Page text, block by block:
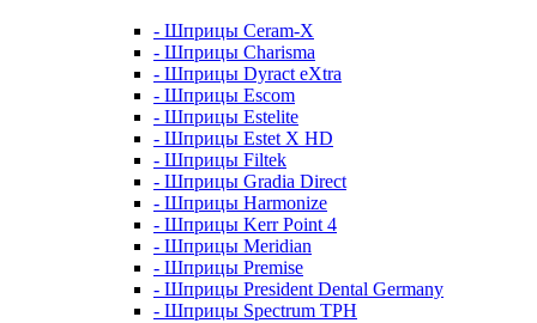
- Шприцы Ceram-X
- Шприцы Charisma
- Шприцы Dyract eXtra
- Шприцы Escom
- Шприцы Estelite
- Шприцы Estet X HD
- Шприцы Filtek
- Шприцы Gradia Direct
- Шприцы Harmonize
- Шприцы Kerr Point 4
- Шприцы Meridian
- Шприцы Premise
- Шприцы President Dental Germany
- Шприцы Spectrum TPH